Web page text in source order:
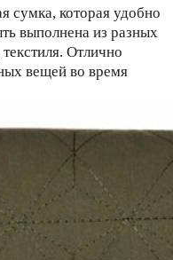
сумка, которая удобно
выполнена из разных
Отлично
вещей во время